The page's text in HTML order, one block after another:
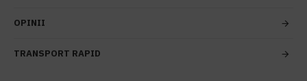
OPINII
TRANSPORT RAPID